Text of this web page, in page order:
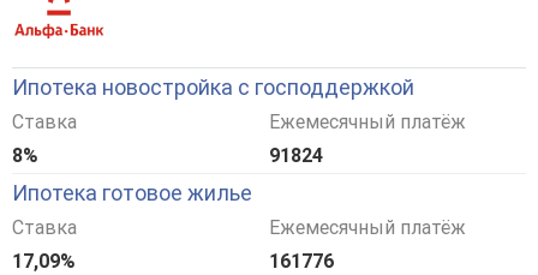
Ипотека новостройка с господдержкой
Ставка
8%
Ежемесячный платёж
91824
Ипотека готовое жилье
Ставка
17,09%
Ежемесячный платёж
161776